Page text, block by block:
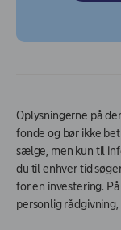
Oplysningerne på
fonde og bør ikke
sælge, men kun til
du til enhver tid
for en investering.
personlig